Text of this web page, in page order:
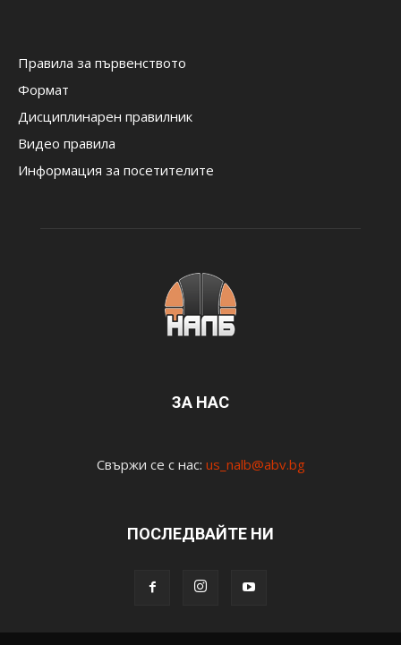
Правила за първенството
Формат
Дисциплинарен правилник
Видео правила
Информация за посетителите
ЗА НАС
Свържи се с нас: us_nalb@abv.bg
ПОСЛЕДВАЙТЕ НИ